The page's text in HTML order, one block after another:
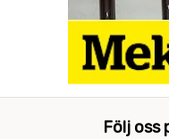
Följ oss